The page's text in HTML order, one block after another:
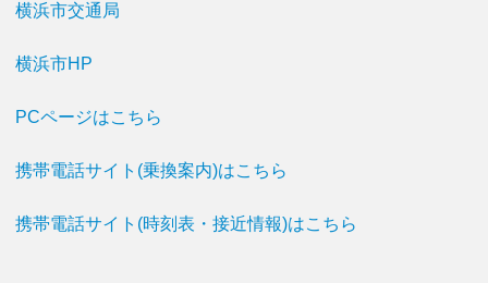
横浜市交通局
横浜市HP
PCページはこちら
携帯電話サイト(乗換案内)はこちら
携帯電話サイト(時刻表・接近情報)はこちら